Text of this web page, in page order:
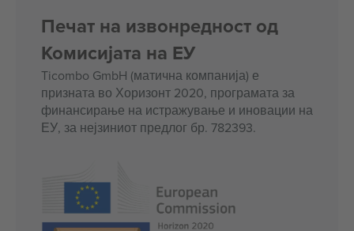
Печат на извонредност од
Комисијата на ЕУ
Ticombo GmbH (матична компанија) е
призната во Хоризонт 2020, програмата за
финансирање на истражување и иновации на
ЕУ, за нејзиниот предлог бр. 782393.